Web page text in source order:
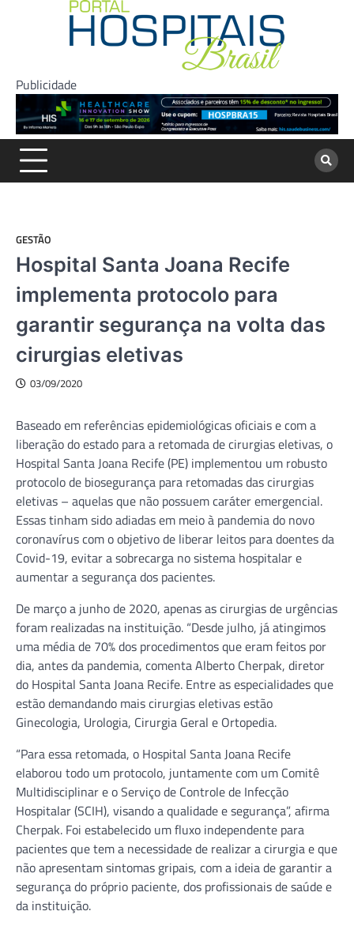
Publicidade
GESTÃO
Hospital Santa Joana Recife
implementa protocolo para
garantir segurança na volta das
cirurgias eletivas
03/09/2020
Baseado em referências epidemiológicas oficiais e com a
liberação do estado para a retomada de cirurgias eletivas, o
Hospital Santa Joana Recife (PE) implementou um robusto
protocolo de biosegurança para retomadas das cirurgias
eletivas – aquelas que não possuem caráter emergencial.
Essas tinham sido adiadas em meio à pandemia do novo
coronavírus com o objetivo de liberar leitos para doentes da
Covid-19, evitar a sobrecarga no sistema hospitalar e
aumentar a segurança dos pacientes.
De março a junho de 2020, apenas as cirurgias de urgências
foram realizadas na instituição. “Desde julho, já atingimos
uma média de 70% dos procedimentos que eram feitos por
dia, antes da pandemia, comenta Alberto Cherpak, diretor
do Hospital Santa Joana Recife. Entre as especialidades que
estão demandando mais cirurgias eletivas estão
Ginecologia, Urologia, Cirurgia Geral e Ortopedia.
“Para essa retomada, o Hospital Santa Joana Recife
elaborou todo um protocolo, juntamente com um Comitê
Multidisciplinar e o Serviço de Controle de Infecção
Hospitalar (SCIH), visando a qualidade e segurança”, afirma
Cherpak. Foi estabelecido um fluxo independente para
pacientes que tem a necessidade de realizar a cirurgia e que
não apresentam sintomas gripais, com a ideia de garantir a
segurança do próprio paciente, dos profissionais de saúde e
da instituição.